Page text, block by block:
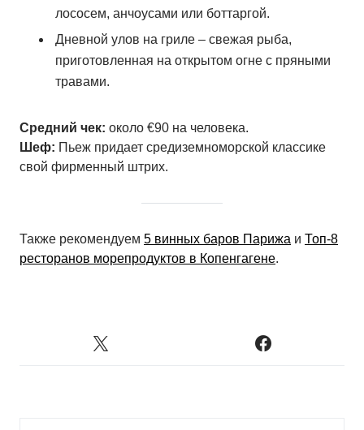
лососем, анчоусами или боттаргой.
Дневной улов на гриле – свежая рыба,
приготовленная на открытом огне с пряными
травами.
Средний чек: около €90 на человека.
Шеф: Пьеж придает средиземноморской классике
свой фирменный штрих.
Также рекомендуем 5 винных баров Парижа и Топ-8
ресторанов морепродуктов в Копенгагене.